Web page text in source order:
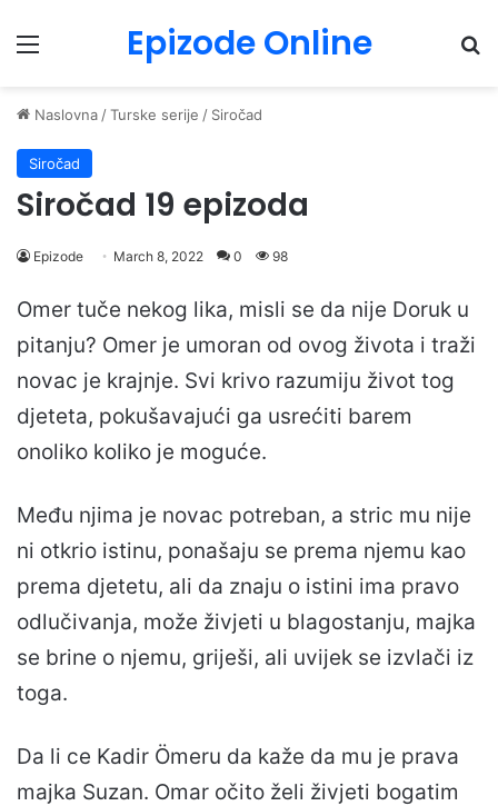
Menu Epizode Online
Naslovna /Turske serije / Siročad
Siročad
Siročad 19 epizoda
Epizode March 8, 2022 0 98
Omer tuče nekog lika, misli se da nije Doruk u
pitanju? Omer je umoran od ovog života i traži
novac je krajnje. Svi krivo razumiju život tog
djeteta, pokušavajući ga usrećiti barem
onoliko koliko je moguće.
Među njima je novac potreban, a stric mu nije
ni otkrio istinu, ponašaju se prema njemu kao
prema djetetu, ali da znaju o istini ima pravo
odlučivanja, može živjeti u blagostanju, majka
se brine o njemu, griješi, ali uvijek se izvlači iz
toga.
Da li ce Kadir Ömeru da kaže da mu je prava
majka Suzan. Omar očito želi živjeti bogatim